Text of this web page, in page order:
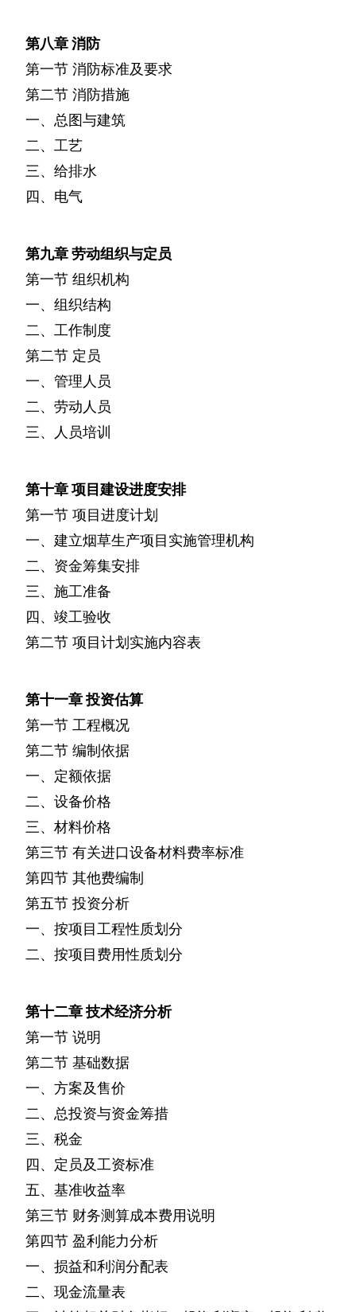
第八章消防
第一节 消防标准及要求
第二节 消防措施
一、总图与建筑
二、工艺
三、给排水
四、电气
第九章劳动组织与定员
第一节 组织机构
一、组织结构
二、工作制度
第二节 定员
一、管理人员
二、劳动人员
三、人员培训
第十章项目建设进度安排
第一节 项目进度计划
一、建立烟草生产项目实施管理机构
二、资金筹集安排
三、施工准备
四、竣工验收
第二节 项目计划实施内容表
第十一章投资估算
第一节 工程概况
第二节 编制依据
一、定额依据
二、设备价格
三、材料价格
第三节 有关进口设备材料费率标准
第四节 其他费编制
第五节 投资分析
一、按项目工程性质划分
二、按项目费用性质划分
第十二章技术经济分析
第一节 说明
第二节 基础数据
一、方案及售价
二、总投资与资金筹措
三、税金
四、定员及工资标准
五、基准收益率
第三节 财务测算成本费用说明
第四节 盈利能力分析
一、损益和利润分配表
二、现金流量表